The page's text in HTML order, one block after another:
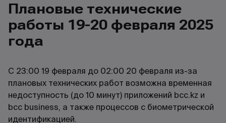
Плановые технические
работы 19-20 февраля 2025
года
С 23:00 19 февраля до 02:00 20 февраля из-за
плановых технических работ возможна временная
недоступность (до 10 минут) приложений bcc.kz и
bcc business, а также процессов с биометрической
идентификацией.